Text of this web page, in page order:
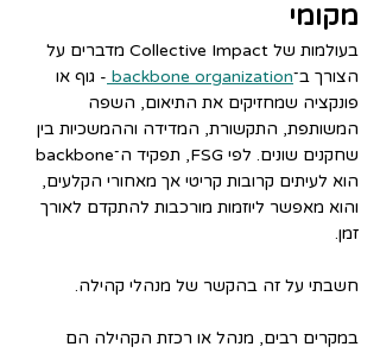
מקומי
בעולמות של Collective Impact מדברים על
הצורך ב־backbone organization - גוף או
פונקציה שמחזיקים את התיאום, השפה
המשותפת, התקשורת, המדידה וההמשכיות בין
הוא לעיתים קרובות קריטי אך מאחורי הקלעים,
והוא מאפשר ליוזמות מורכבות להתקדם לאורך
זמן.
חשבתי על זה בהקשר של מנהלי קהילה.
במקרים רבים, מנהל או רכזת הקהילה הם